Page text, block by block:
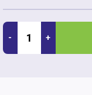
- +